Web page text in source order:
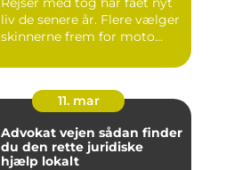
liv de senere år. Flere vælger
skinnerne frem for moto...
11. mar
Advokat vejen sådan finder
du den rette juridiske
hjælp lokalt